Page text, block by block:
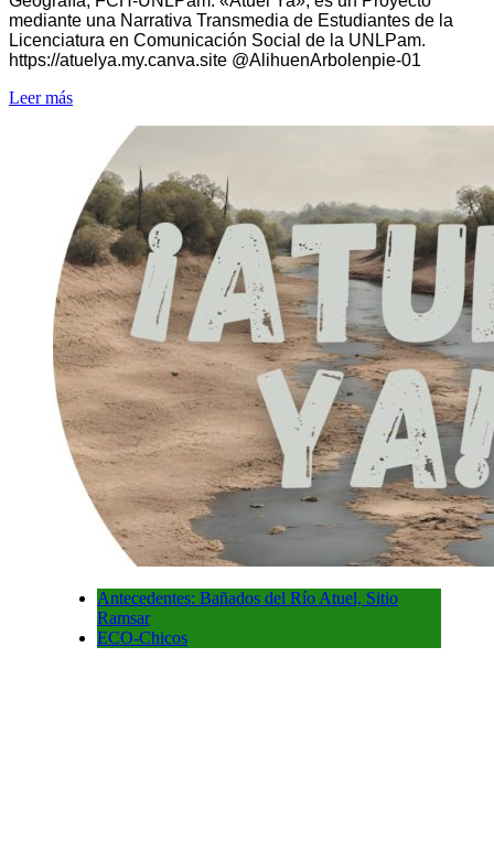
mediante una Narrativa Transmedia de Estudiantes de la
Licenciatura en Comunicación Social de la UNLPam.
https://atuelya.my.canva.site @AlihuenArbolenpie-01
Leer más
Antecedentes: Bañados del Río Atuel, Sitio
Ramsar
ECO-Chicos